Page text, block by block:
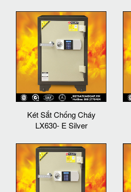
Két Sắt Chống Cháy
LX630- E Silver